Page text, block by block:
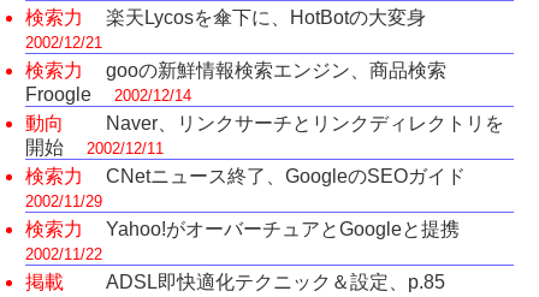
検索力 楽天Lycosを傘下に、HotBotの大変身
2002/12/21
検索力
gooの新鮮情報検索エンジン、商品検索
Froogle
2002/12/14
動向
Naver、リンクサーチとリンクディレクトリを
開始
2002/12/11
検索力 CNetニュース終了、GoogleのSEOガイド
2002/11/29
検索力 Yahoo!がオーバーチュアとGoogleと提携
2002/11/22
掲載 ADSL即快適化テクニック＆設定、p.85